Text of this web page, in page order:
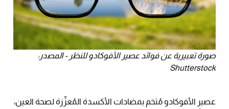
صورة تعبيرية عن فوائد عصير الأفوكادو للنظر - المصدر:
Shutterstock
عصير الأفوكادو مُتخم بمضادات الأكسدة المُعزِّزة لصحة العين،